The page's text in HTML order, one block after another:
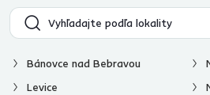
Bánovce nad Bebravou
Levice